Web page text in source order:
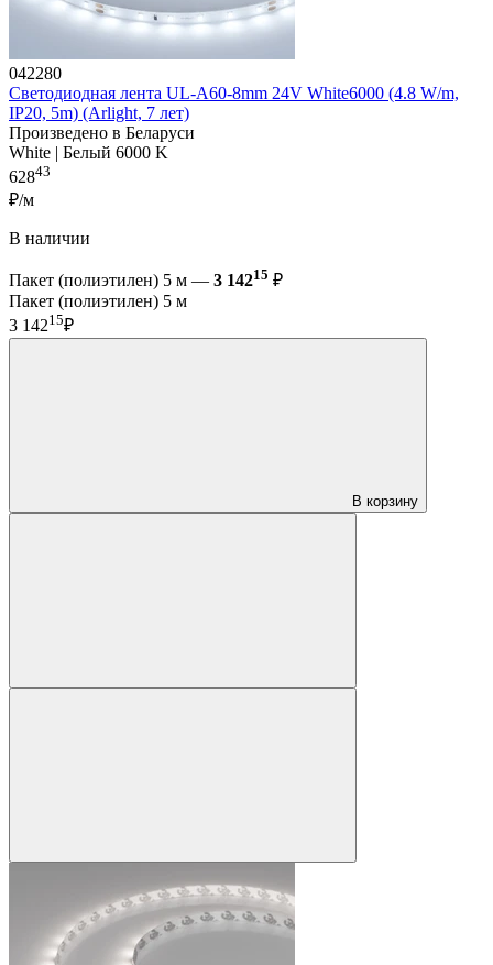
042280
Светодиодная лента UL-A60-8mm 24V White6000 (4.8 W/m,
IP20, 5m) (Arlight, 7 лет)
Произведено в Беларуси
White | Белый 6000 K
62843
₽/м
В наличии
Пакет (полиэтилен) 5 м — 3 14215 ₽
Пакет (полиэтилен) 5 м
3 14215₽
В корзину